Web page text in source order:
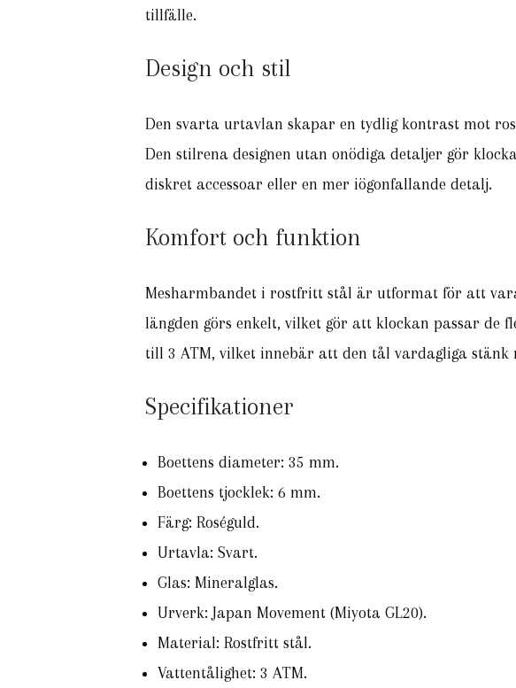
tillfälle.
Design och stil
Den svarta urtavlan skapar en tydlig kontrast mot
Den stilrena designen utan onödiga detaljer gör
diskret accessoar eller en mer iögonfallande detalj.
Komfort och funktion
Mesharmbandet i rostfritt stål är utformat för att
längden görs enkelt, vilket gör att klockan passar
till 3 ATM, vilket innebär att den tål vardagliga stänk
Specifikationer
Boettens diameter: 35 mm.
Boettens tjocklek: 6 mm.
Färg: Roséguld.
Urtavla: Svart.
Glas: Mineralglas.
Urverk: Japan Movement (Miyota GL20).
Material: Rostfritt stål.
Vattentålighet: 3 ATM.